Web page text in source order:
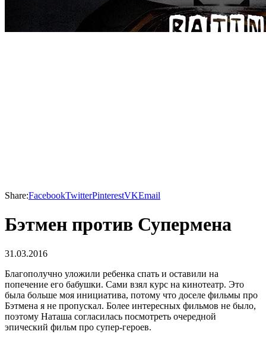
Share:FacebookTwitterPinterestVKEmail
Бэтмен против Супермена
31.03.2016
Благополучно уложили ребенка спать и оставили на
попечение его бабушки. Сами взял курс на кинотеатр. Это
была больше моя инициатива, потому что доселе фильмы про
Бэтмена я не пропускал. Более интересных фильмов не было,
поэтому Наташа согласилась посмотреть очередной
эпический фильм про супер-героев.